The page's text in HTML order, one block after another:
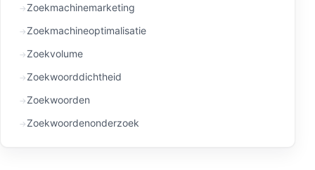
Zoekmachinemarketing
Zoekmachineoptimalisatie
Zoekvolume
Zoekwoorddichtheid
Zoekwoorden
Zoekwoordenonderzoek